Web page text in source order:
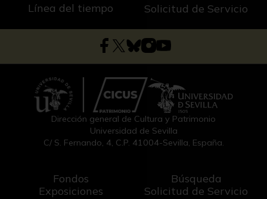
Línea del tiempo Solicitud de Servicio
Dirección general de Cultura y Patrimonio
Universidad de Sevilla
C/ S. Fernando, 4, C.P. 41004-Sevilla, España.
Fondos
Exposiciones
Búsqueda
Solicitud de Servicio